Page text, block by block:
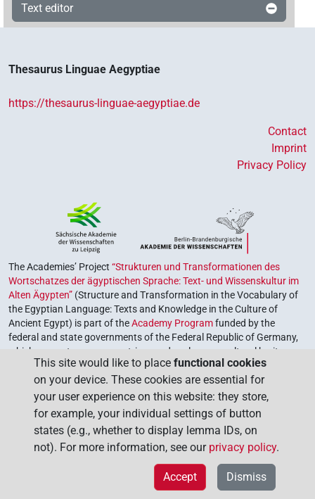
Text editor
Thesaurus Linguae Aegyptiae
https://thesaurus-linguae-aegyptiae.de
Contact
Imprint
Privacy Policy
The Academies’ Project “Strukturen und Transformationen des
Wortschatzes der ägyptischen Sprache: Text- und Wissenskultur im
Alten Ägypten” (Structure and Transformation in the Vocabulary of
the Egyptian Language: Texts and Knowledge in the Culture of
Ancient Egypt) is part of theAcademy Programfunded by the
federal and state governments of the Federal Republic of Germany,
which serves to preserve, retrieve and explore our cultural heritage.
The program is coordinated by theUnion of the German Academies
of Sciences and Humanities.
This site would like to place functional cookies
on your device. These cookies are essential for
your user experience on this website: they store,
for example, your individual settings of button
states (e.g., whether to display lemma IDs, on
not). For more information, see our privacy policy.
Dismiss
Accept